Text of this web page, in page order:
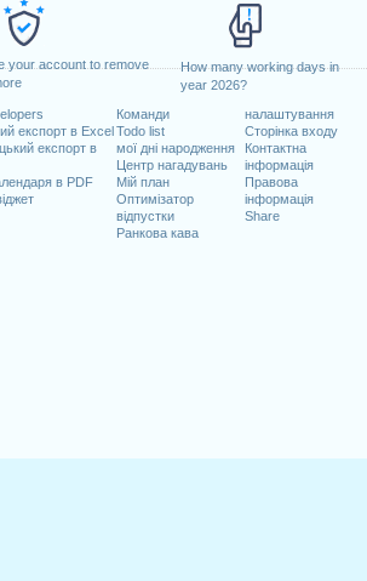
your account to remove
How many working days in
year 2026?
експорт в Excel
експорт в
в PDF
Команди
Todo list
мої дні народження
Центр нагадувань
Мій план
Оптимізатор
відпустки
Ранкова кава
налаштування
Сторінка входу
Контактна
інформація
Правова
інформація
Share